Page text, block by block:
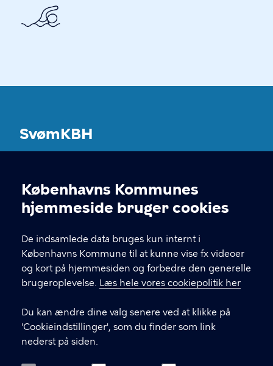
Cookieindstillinger
Københavns Kommunes
hjemmeside bruger cookies
De indsamlede data bruges kun internt i
Københavns Kommune til at kunne vise fx videoer
og kort på hjemmesiden og forbedre den generelle
brugeroplevelse. Læs hele vores cookiepolitik her
Du kan ændre dine valg senere ved at klikke på
'Cookieindstillinger', som du finder som link
nederst på siden.
SvømKBH
KONTAKT
1602 København V
LINKS
Kontakt og FAQ
Ordensregler